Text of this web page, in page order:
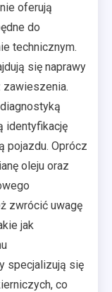
oferują
do
technicznym.
się naprawy
zawieszenia.
identyfikację
pojazdu. Oprócz
oleju oraz
zwrócić uwagę
jak
specjalizują się
co